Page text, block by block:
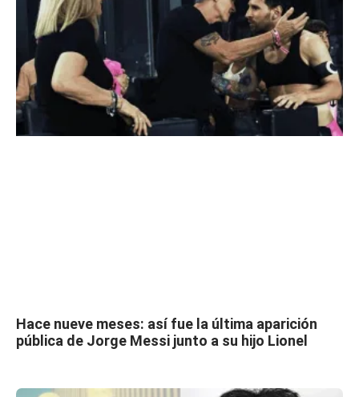
Hace nueve meses: así fue la última aparición
pública de Jorge Messi junto a su hijo Lionel